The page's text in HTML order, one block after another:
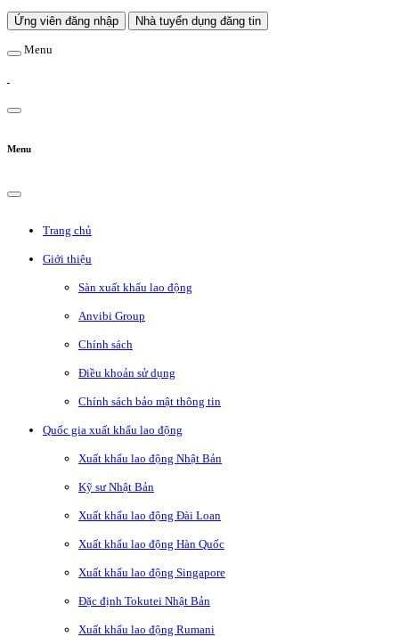
Ứng viên đăng nhập Nhà tuyển dụng đăng tin
Menu
Menu
Trang chủ
Giới thiệu
Sàn xuất khẩu lao động
Anvibi Group
Chính sách
Điều khoản sử dụng
Chính sách bảo mật thông tin
Quốc gia xuất khẩu lao động
Xuất khẩu lao động Nhật Bản
Kỹ sư Nhật Bản
Xuất khẩu lao động Đài Loan
Xuất khẩu lao động Hàn Quốc
Xuất khẩu lao động Singapore
Đặc định Tokutei Nhật Bản
Xuất khẩu lao động Rumani